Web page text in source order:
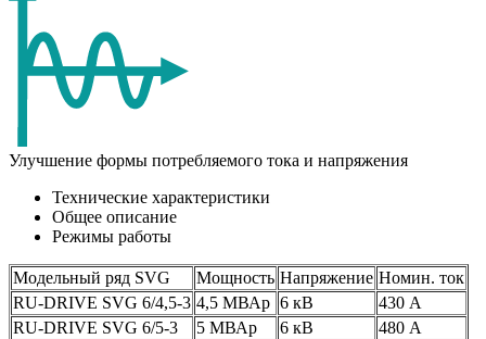
Улучшение формы потребляемого тока и напряжения
Технические характеристики
Общее описание
Режимы работы
Модельный ряд SVG Мощность Напряжение Номин. ток
RU-DRIVE SVG 6/4,5-3 4,5 МВАр 6 кВ
430 А
RU-DRIVE SVG 6/5-3
5 МВАр 6 кВ
480 А